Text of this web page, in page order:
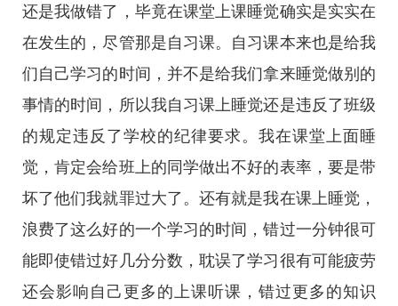
还是我做错了，毕竟在课堂上课睡觉确实是实实在
在发生的，尽管那是自习课。自习课本来也是给我
们自己学习的时间，并不是给我们拿来睡觉做别的
事情的时间，所以我自习课上睡觉还是违反了班级
的规定违反了学校的纪律要求。我在课堂上面睡
觉，肯定会给班上的同学做出不好的表率，要是带
坏了他们我就罪过大了。还有就是我在课上睡觉，
浪费了这么好的一个学习的时间，错过一分钟很可
能即使错过好几分分数，耽误了学习很有可能疲劳
还会影响自己更多的上课听课，错过更多的知识